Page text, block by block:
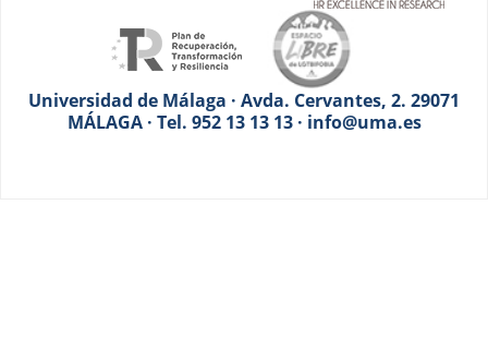
Universidad de Málaga · Avda. Cervantes, 2. 29071
MÁLAGA · Tel. 952 13 13 13 · info@uma.es